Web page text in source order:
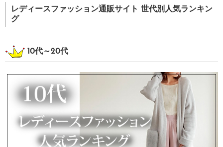
レディースファッション通販サイト 世代別人気ランキン
グ
10代～20代